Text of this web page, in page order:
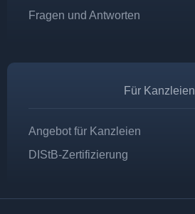
Fragen und Antworten
Für Kanzleien
Angebot für Kanzleien
DIStB-Zertifizierung